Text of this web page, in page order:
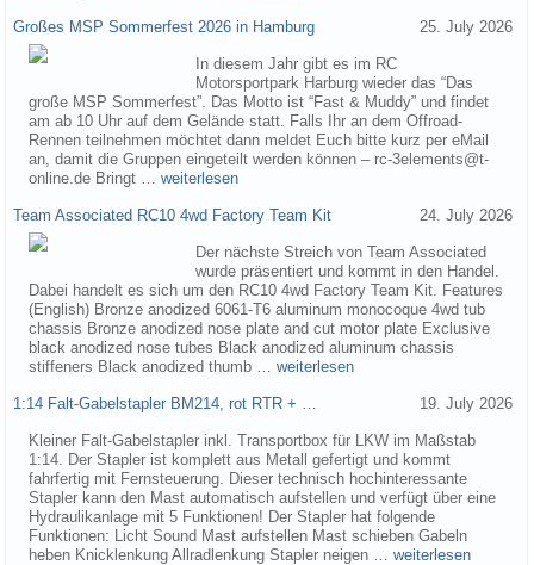
Großes MSP Sommerfest 2026 in Hamburg 25. July 2026
In diesem Jahr gibt es im RC
Motorsportpark Harburg wieder das “Das
große MSP Sommerfest”. Das Motto ist “Fast & Muddy” und findet
am ab 10 Uhr auf dem Gelände statt. Falls Ihr an dem Offroad-
Rennen teilnehmen möchtet dann meldet Euch bitte kurz per eMail
an, damit die Gruppen eingeteilt werden können – rc-3elements@t-
online.de Bringt … weiterlesen
Team Associated RC10 4wd Factory Team Kit 24. July 2026
Der nächste Streich von Team Associated
wurde präsentiert und kommt in den Handel.
Dabei handelt es sich um den RC10 4wd Factory Team Kit. Features
(English) Bronze anodized 6061-T6 aluminum monocoque 4wd tub
chassis Bronze anodized nose plate and cut motor plate Exclusive
black anodized nose tubes Black anodized aluminum chassis
stiffeners Black anodized thumb … weiterlesen
1:14 Falt-Gabelstapler BM214, rot RTR + … 19. July 2026
Kleiner Falt-Gabelstapler inkl. Transportbox für LKW im Maßstab
1:14. Der Stapler ist komplett aus Metall gefertigt und kommt
fahrfertig mit Fernsteuerung. Dieser technisch hochinteressante
Stapler kann den Mast automatisch aufstellen und verfügt über eine
Hydraulikanlage mit 5 Funktionen! Der Stapler hat folgende
Funktionen: Licht Sound Mast aufstellen Mast schieben Gabeln
heben Knicklenkung Allradlenkung Stapler neigen … weiterlesen